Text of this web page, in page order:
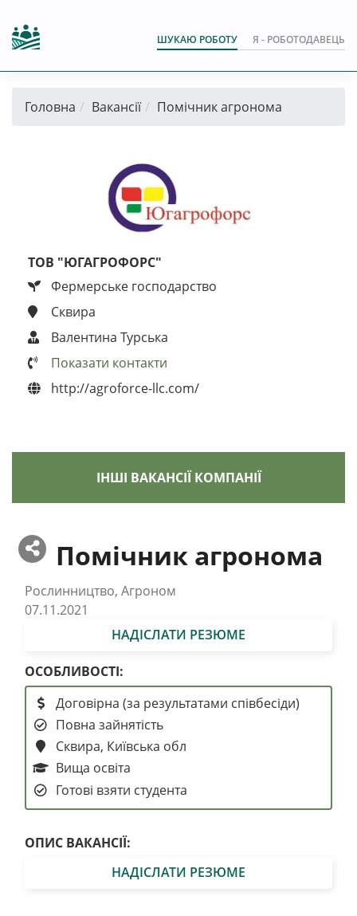
ШУКАЮ РОБОТУ Я - РОБОТОДАВЕЦЬ
Головна Вакансії Помічник агронома
ТОВ "ЮГАГРОФОРС"
Фермерське господарство
Сквира
Валентина Турська
Показати контакти
http://agroforce-llc.com/
ІНШІ ВАКАНСІЇ КОМПАНІЇ
Помічник агронома
Рослинництво, Агроном
07.11.2021
НАДІСЛАТИ РЕЗЮМЕ
ОСОБЛИВОСТІ:
Договірна (за результатами співбесіди)
Повна зайнятість
Сквира, Київська обл
Вища освіта
Готові взяти студента
ОПИС ВАКАНСІЇ:
НАДІСЛАТИ РЕЗЮМЕ